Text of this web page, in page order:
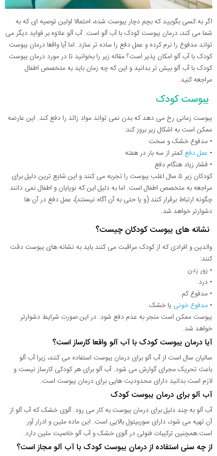
اگر به کسی بگویید که بچم دچار یبوست شده، احتمالا اولین توصیه ای که به
شما می کند، درمان یبوست کودک با آب آلو است. آب آلو علاوه بر فواید دیگر می
تواند مدفوع را نرم کرده و عمل دفع را ساده تر سازد. اما آیا واقعا درمان یبوست
کودک با آب آلو امکان پذیر است؟ مقاله زیر را بخوانید تا در مورد درمان یبوست
کودک با آب آلو بیش تر بدانید و این که چه زمان باید به متخصص اطفال
مراجعه کنید.
یبوست کودک
یبوست زمانی رخ می دهد که بدن نمی تواند مواد زائد را دفع کند. این عارضه
ممکن است به اشکال زیر بروز کند:
• مدفوع خشک و سخت
• عمل دفعکمتر از سه بار در هفته
• فشار زیاد هنگام دفع
کودکان زیر ۵ سال اغلب یبوست را تجربه می کنند و این شایع ترین دلیل برای
مراجعه به متخصص اطفال است. اما به دلیل این که نوپایان و اطفال نمی دانند
چگونه ارتباط برقرار کنند (و یا حتی به آن آگاه نیستند)، عمل دفع در آن ها
دشوارتر خواهد شد.
نشانه های یبوست کودکان چیست؟
والدین و افرادی که از کودک مراقبت می کنند باید به نشانه های یبوست دقت
کنند:
• زور زدن
• درد
• مدفوع کم
• مدفوع خونی یا خشک
یبوست ممکن است منجر به عدم دفع شود. در این صورت شرایط دشوارتر
خواهد شد.
آیا درمان یبوست کودک با آب آلو واقعا کارساز است؟
سالیان سال است از آب آلو برای درمان یبوست استفاده می کنند، زیرا آب آلو
باعث تحریک مجرای گوارش می شود. آب آلو برای هر کودکی کارساز نیست و
لازم است بدانید دارای محدودیت هایی برای درمان یبوست است.
آب آلو برای درمان یبوست کودک
آب آلو به چند دلیل برای درمان یبوست به کار می رود. آلوی خشک که آب آلو از
آن تهیه می شود، دارای سوربیتول بالایی است. این ماده ملین و ادرار آور
است.همچنین ترکیبات فنولی در آلوی خشک و آب آلو خاصیت ملین دارد.
از چه سنی استفاده از درمان یبوست کودک با آب آلو مجاز است؟